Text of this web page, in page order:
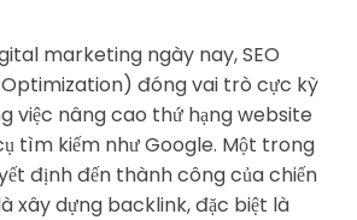
marketing ngày nay, SEO
đóng vai trò cực kỳ
việc nâng cao thứ hạng website
tìm kiếm như Google. Một trong
định đến thành công của chiến
xây dựng backlink, đặc biệt là